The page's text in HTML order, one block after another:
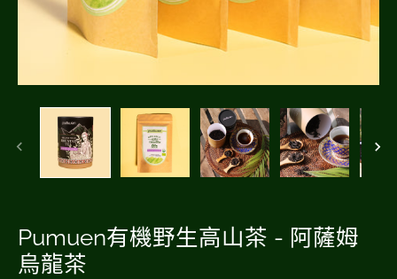
Pumuen有機野生高山茶 - 阿薩姆
烏龍茶